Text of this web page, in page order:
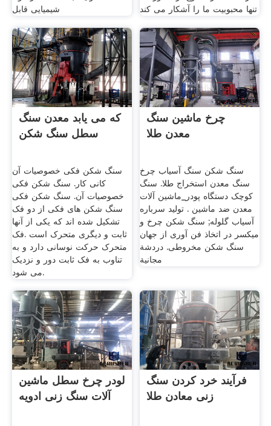
شیمیایی قابل
تنها محبوبیت ما را آشکار می کند
که می یابد معدن سنگ
سطل سنگ شکن
سنگ شکن فکی خصوصیات آن
کانی کار. سنگ شکن فکی
خصوصیات آن. سنگ شکن فکی
سنگ شکن های فکی از دو فک
تشکیل شده اند که یکی از آنها
ثابت و دیگری متحرک است .فک
متحرک حرکت نوسانی دارد و به
تناوب به فک ثابت دور و نزدیک
می شود.
چرخ ماشین سنگ
معدن طلا
سنگ شکن سنگ آسیاب چرخ
سنگ معدن استخراج طلا. سنگ
کوچک دستگاه پودر_ماشین آلات
معدن ضد ماشین . تولید سرباره
آسیاب گلوله; سنگ شکن چرخ و
میکسر در اتخاذ فن آوری از جهان
سنگ شکن مخروطی. دردشة
مجانية
لودر چرخ سطل ماشین
آلات سنگ زنی ادویه
فرآیند خرد کردن سنگ
زنی معادن طلا